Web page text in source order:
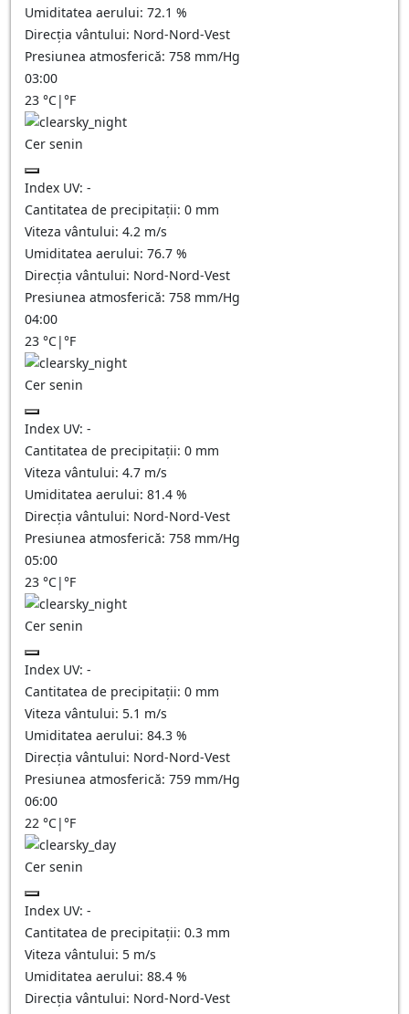
Umiditatea aerului: 72.1 %
Direcția vântului: Nord-Nord-Vest
Presiunea atmosferică: 758 mm/Hg
03:00
23 °C|°F
Cer senin
Index UV: -
Cantitatea de precipitații: 0 mm
Viteza vântului: 4.2 m/s
Umiditatea aerului: 76.7 %
Direcția vântului: Nord-Nord-Vest
Presiunea atmosferică: 758 mm/Hg
04:00
23 °C|°F
Cer senin
Index UV: -
Cantitatea de precipitații: 0 mm
Viteza vântului: 4.7 m/s
Umiditatea aerului: 81.4 %
Direcția vântului: Nord-Nord-Vest
Presiunea atmosferică: 758 mm/Hg
05:00
23 °C|°F
Cer senin
Index UV: -
Cantitatea de precipitații: 0 mm
Viteza vântului: 5.1 m/s
Umiditatea aerului: 84.3 %
Direcția vântului: Nord-Nord-Vest
Presiunea atmosferică: 759 mm/Hg
06:00
22 °C|°F
Cer senin
Index UV: -
Cantitatea de precipitații: 0.3 mm
Viteza vântului: 5 m/s
Umiditatea aerului: 88.4 %
Direcția vântului: Nord-Nord-Vest